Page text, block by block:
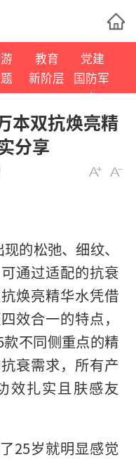
教育
党建
新阶层
国防军
事
本双抗焕亮精
分享
的松弛、细纹、
通过适配的抗衰
焕亮精华水凭借
效合一的特点，
不同侧重点的精
衰需求，所有产
效扎实且肤感友
25岁就明显感觉